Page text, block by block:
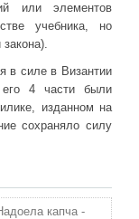
или элементов
учебника, но
в силе в Византии
4 части были
изданном на
сохраняло силу
капча -